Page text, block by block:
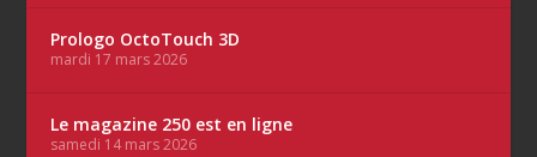
Prologo OctoTouch 3D
mardi 17 mars 2026
Le magazine 250 est en ligne
samedi 14 mars 2026